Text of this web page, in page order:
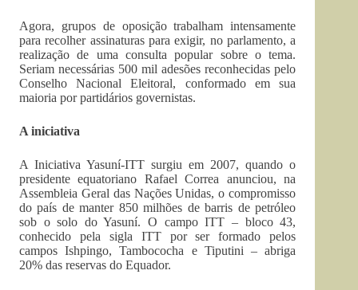
Agora, grupos de oposição trabalham intensamente
para recolher assinaturas para exigir, no parlamento, a
realização de uma consulta popular sobre o tema.
Seriam necessárias 500 mil adesões reconhecidas pelo
Conselho Nacional Eleitoral, conformado em sua
maioria por partidários governistas.
A iniciativa
A Iniciativa Yasuní-ITT surgiu em 2007, quando o
presidente equatoriano Rafael Correa anunciou, na
Assembleia Geral das Nações Unidas, o compromisso
do país de manter 850 milhões de barris de petróleo
sob o solo do Yasuní. O campo ITT – bloco 43,
conhecido pela sigla ITT por ser formado pelos
campos Ishpingo, Tambococha e Tiputini – abriga
20% das reservas do Equador.